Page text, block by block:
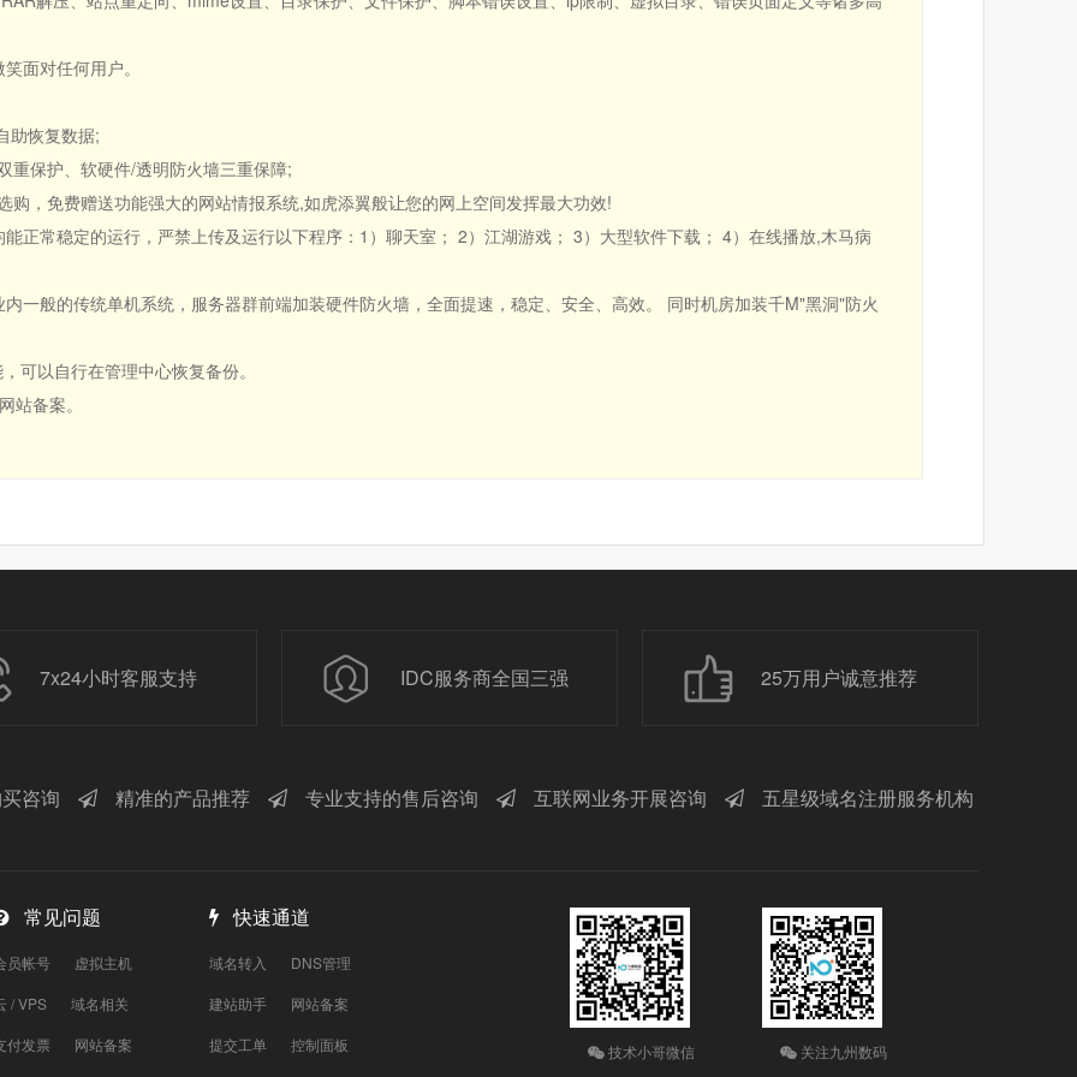
面对任何用户。
助恢复数据;
重保护、软硬件/透明防火墙三重保障;
，免费赠送功能强大的网站情报系统,如虎添翼般让您的网上空间发挥最大功效!
正常稳定的运行，严禁上传及运行以下程序：1）聊天室； 2）江湖游戏； 3）大型软件下载； 4）在线播放,木马病
一般的传统单机系统，服务器群前端加装硬件防火墙，全面提速，稳定、安全、高效。 同时机房加装千M"黑洞"防火
可以自行在管理中心恢复备份。
站备案。
7x24小时客服支持 IDC服务商全国三强 25万用户诚意推荐
咨询 精准的产品推荐 专业支持的售后咨询 互联网业务开展咨询 五星级域名注册服务机构
常见问题
员帐号
虚拟主机
/ VPS
域名相关
付发票
网站备案
快速通道
域名转入
DNS管理
建站助手
网站备案
提交工单
控制面板 技术小哥微信 关注九州数码